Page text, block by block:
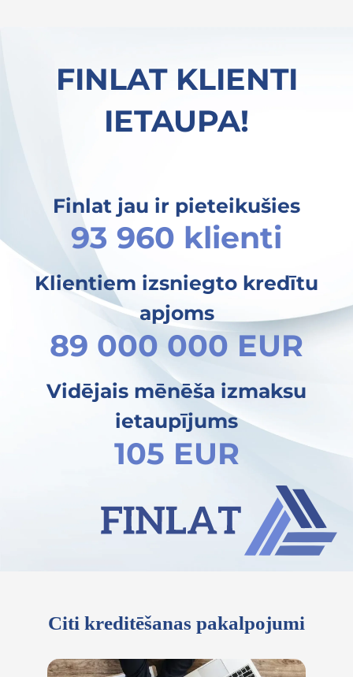
FINLAT KLIENTI
IETAUPA!
Finlat jau ir pieteikušies
93 960 klienti
Klientiem izsniegto kredītu
apjoms
89 000 000 EUR
Vidējais mēnēša izmaksu
ietaupījums
105 EUR
Citi kreditēšanas pakalpojumi